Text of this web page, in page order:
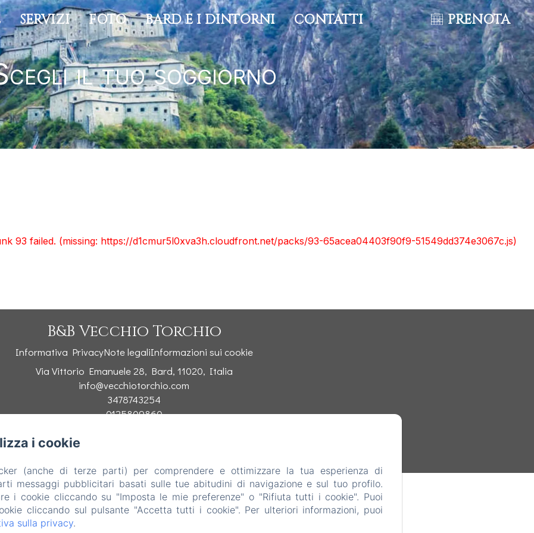
SERVIZI FOTO BARD E I DINTORNI CONTATTI PRENOTA
il tuo soggiorno
93 failed. (missing: https://d1cmur5l0xva3h.cloudfront.net/packs/93-65acea04403f90f9-51549dd374e3067c.js)
B&B Vecchio Torchio
Informativa PrivacyNote legaliInformazioni sui cookie
Via Vittorio Emanuele 28, Bard, 11020, Italia
info@vecchiotorchio.com
3478743254
0125809860
Funziona con Amenitiz
i cookie
(anche di terze parti) per comprendere e ottimizzare la tua esperienza di
messaggi pubblicitari basati sulle tue abitudini di navigazione e sul tuo profilo.
i cookie cliccando su "Imposta le mie preferenze" o "Rifiuta tutti i cookie". Puoi
cliccando sul pulsante "Accetta tutti i cookie". Per ulteriori informazioni, puoi
sulla privacy.